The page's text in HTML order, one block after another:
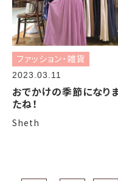
ファッション・雑貨
2023.03.11
おでかけの季節になり
たね！
Sheth